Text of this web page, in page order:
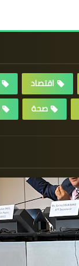
اقتصاد
صحة